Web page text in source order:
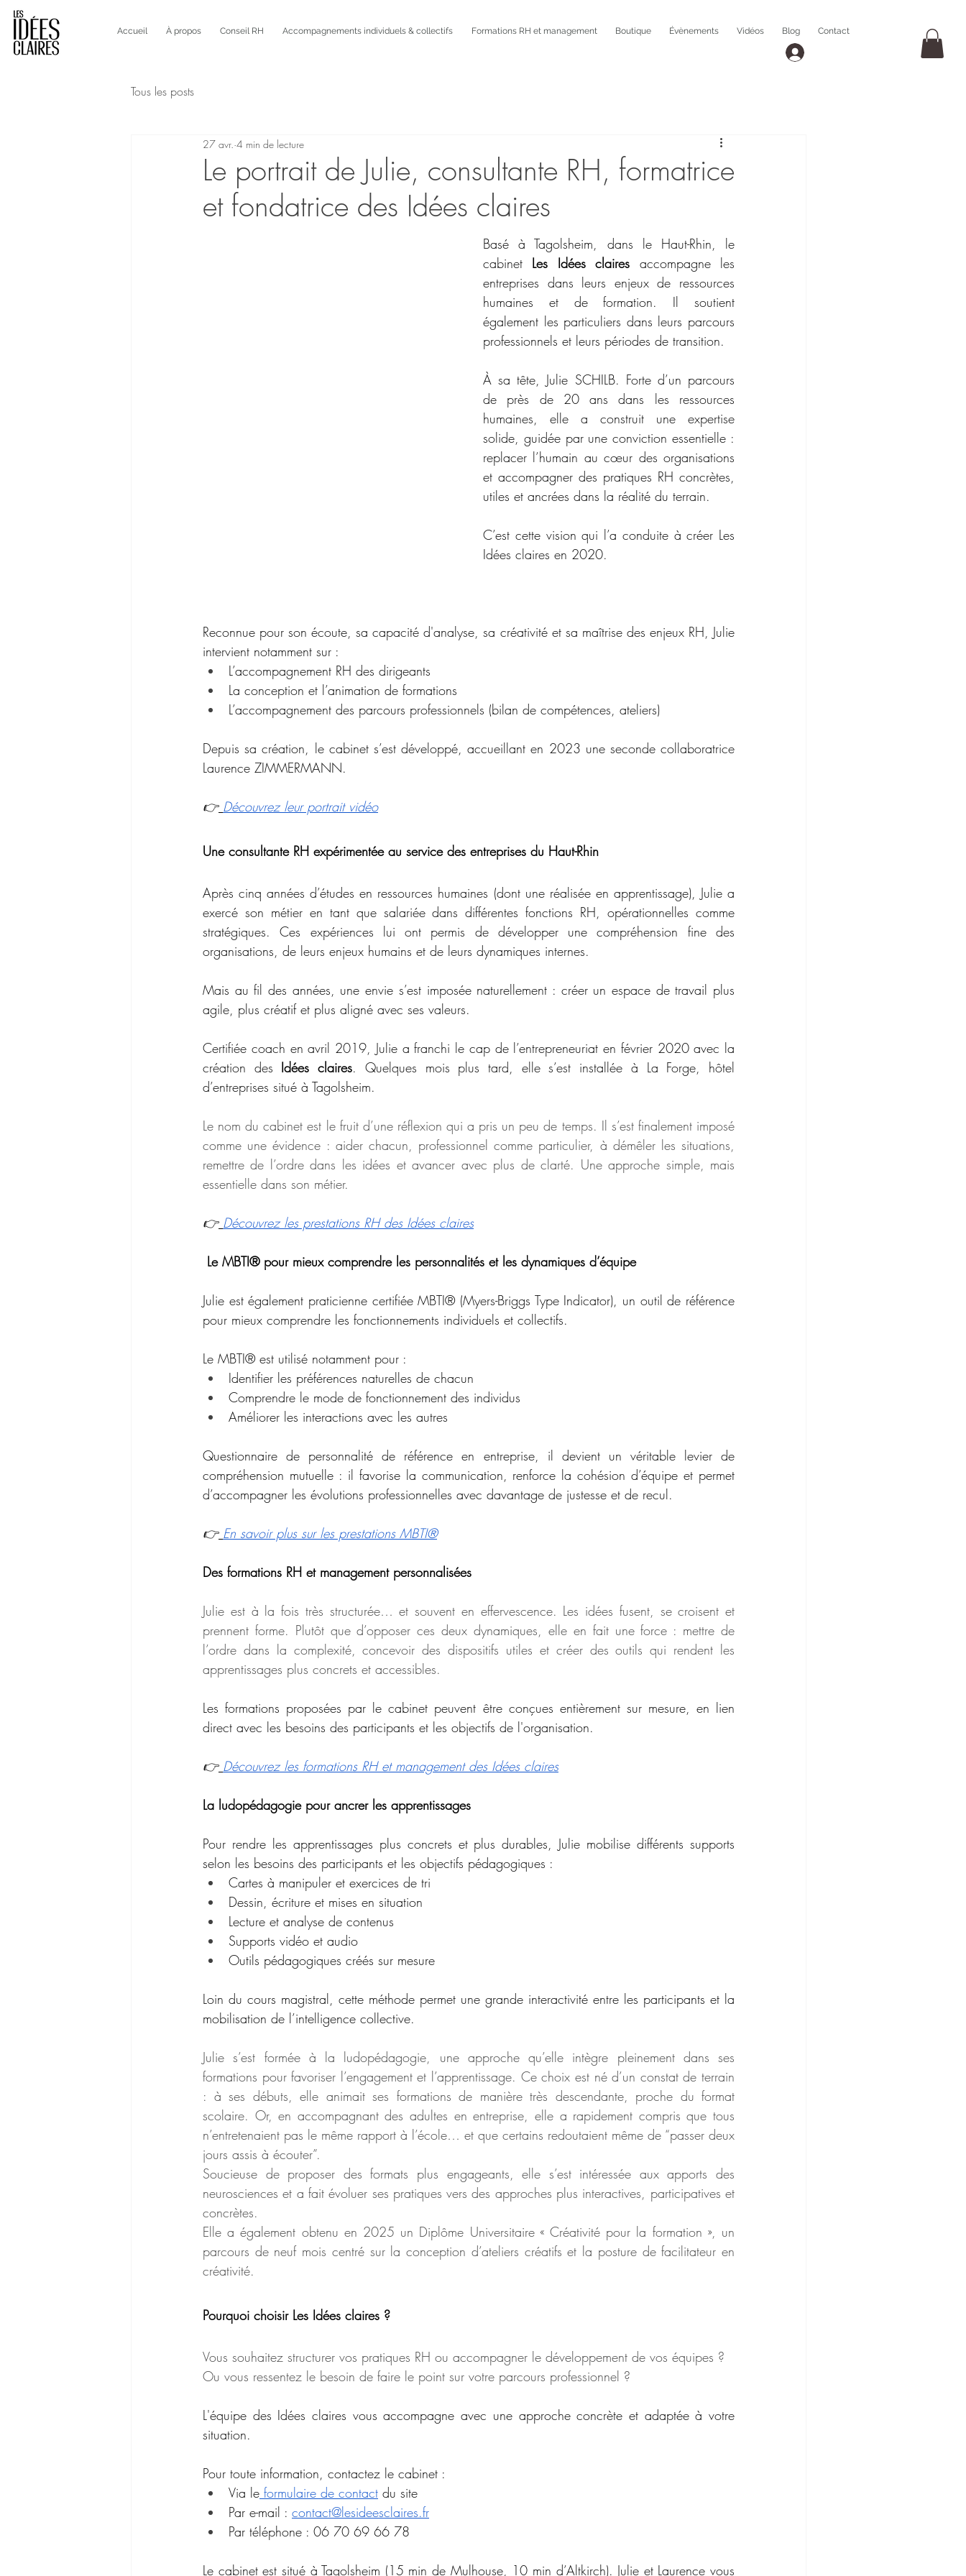
Accueil À propos Conseil RH Accompagnements individuels & collectifs Formations RH et management Boutique Évènements Vidéos Blog Contact
Tous les posts
Le portrait de Julie, consultante RH, formatrice
et fondatrice des Idées claires
27 avr. 4 min de lecture
Basé à Tagolsheim, dans le Haut-Rhin, le
cabinet Les Idées claires accompagne les
entreprises dans leurs enjeux de ressources
humaines et de formation. Il soutient
également les particuliers dans leurs parcours
professionnels et leurs périodes de transition.
À sa tête, Julie SCHILB. Forte d’un parcours
de près de 20 ans dans les ressources
humaines, elle a construit une expertise
solide, guidée par une conviction essentielle :
replacer l’humain au cœur des organisations
et accompagner des pratiques RH concrètes,
utiles et ancrées dans la réalité du terrain.
C’est cette vision qui l’a conduite à créer Les
Idées claires en 2020.
Reconnue pour son écoute, sa capacité d'analyse, sa créativité et sa maîtrise des enjeux RH, Julie
intervient notamment sur :
L’accompagnement RH des dirigeants
La conception et l’animation de formations
L’accompagnement des parcours professionnels (bilan de compétences, ateliers)
Depuis sa création, le cabinet s’est développé, accueillant en 2023 une seconde collaboratrice
Laurence ZIMMERMANN.
👉 Découvrez leur portrait vidéo
Une consultante RH expérimentée au service des entreprises du Haut-Rhin
Après cinq années d’études en ressources humaines (dont une réalisée en apprentissage), Julie a
exercé son métier en tant que salariée dans différentes fonctions RH, opérationnelles comme
stratégiques. Ces expériences lui ont permis de développer une compréhension fine des
organisations, de leurs enjeux humains et de leurs dynamiques internes.
Mais au fil des années, une envie s’est imposée naturellement : créer un espace de travail plus
agile, plus créatif et plus aligné avec ses valeurs.
Certifiée coach en avril 2019, Julie a franchi le cap de l’entrepreneuriat en février 2020 avec la
création des Idées claires. Quelques mois plus tard, elle s’est installée à La Forge, hôtel
d’entreprises situé à Tagolsheim.
Le nom du cabinet est le fruit d’une réflexion qui a pris un peu de temps. Il s’est finalement imposé
comme une évidence : aider chacun, professionnel comme particulier, à démêler les situations,
remettre de l’ordre dans les idées et avancer avec plus de clarté. Une approche simple, mais
essentielle dans son métier.
👉 Découvrez les prestations RH des Idées claires
Le MBTI® pour mieux comprendre les personnalités et les dynamiques d’équipe
Julie est également praticienne certifiée MBTI® (Myers-Briggs Type Indicator), un outil de référence
pour mieux comprendre les fonctionnements individuels et collectifs.
Le MBTI® est utilisé notamment pour :
Identifier les préférences naturelles de chacun
Comprendre le mode de fonctionnement des individus
Améliorer les interactions avec les autres
Questionnaire de personnalité de référence en entreprise, il devient un véritable levier de
compréhension mutuelle : il favorise la communication, renforce la cohésion d’équipe et permet
d’accompagner les évolutions professionnelles avec davantage de justesse et de recul.
👉 En savoir plus sur les prestations MBTI®
Des formations RH et management personnalisées
Julie est à la fois très structurée… et souvent en effervescence. Les idées fusent, se croisent et
prennent forme. Plutôt que d’opposer ces deux dynamiques, elle en fait une force : mettre de
l’ordre dans la complexité, concevoir des dispositifs utiles et créer des outils qui rendent les
apprentissages plus concrets et accessibles.
Les formations proposées par le cabinet peuvent être conçues entièrement sur mesure, en lien
direct avec les besoins des participants et les objectifs de l'organisation.
👉 Découvrez les formations RH et management des Idées claires
La ludopédagogie pour ancrer les apprentissages
Pour rendre les apprentissages plus concrets et plus durables, Julie mobilise différents supports
selon les besoins des participants et les objectifs pédagogiques :
Cartes à manipuler et exercices de tri
Dessin, écriture et mises en situation
Lecture et analyse de contenus
Supports vidéo et audio
Outils pédagogiques créés sur mesure
Loin du cours magistral, cette méthode permet une grande interactivité entre les participants et la
mobilisation de l’intelligence collective.
Julie s’est formée à la ludopédagogie, une approche qu’elle intègre pleinement dans ses
formations pour favoriser l’engagement et l’apprentissage. Ce choix est né d’un constat de terrain
: à ses débuts, elle animait ses formations de manière très descendante, proche du format
scolaire. Or, en accompagnant des adultes en entreprise, elle a rapidement compris que tous
n’entretenaient pas le même rapport à l’école… et que certains redoutaient même de “passer deux
jours assis à écouter”.
Soucieuse de proposer des formats plus engageants, elle s’est intéressée aux apports des
neurosciences et a fait évoluer ses pratiques vers des approches plus interactives, participatives et
concrètes.
Elle a également obtenu en 2025 un Diplôme Universitaire « Créativité pour la formation », un
parcours de neuf mois centré sur la conception d’ateliers créatifs et la posture de facilitateur en
créativité.
Pourquoi choisir Les Idées claires ?
Vous souhaitez structurer vos pratiques RH ou accompagner le développement de vos équipes ?
Ou vous ressentez le besoin de faire le point sur votre parcours professionnel ?
L'équipe des Idées claires vous accompagne avec une approche concrète et adaptée à votre
situation.
Pour toute information, contactez le cabinet :
Via le formulaire de contact du site
Par e-mail : contact@lesideesclaires.fr
Par téléphone : 06 70 69 66 78
Le cabinet est situé à Tagolsheim (15 min de Mulhouse, 10 min d’Altkirch). Julie et Laurence vous